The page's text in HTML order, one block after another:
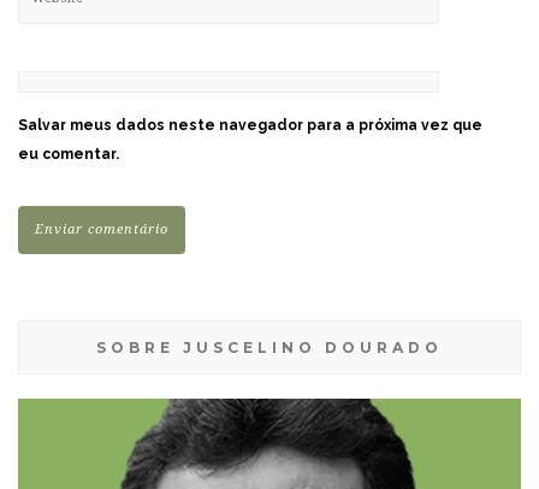
Salvar meus dados neste navegador para a próxima vez que
eu comentar.
SOBRE JUSCELINO DOURADO